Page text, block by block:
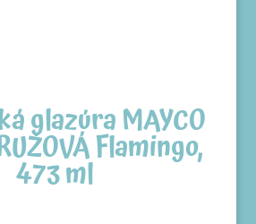
glazúra MAYCO
Flamingo,
473 ml